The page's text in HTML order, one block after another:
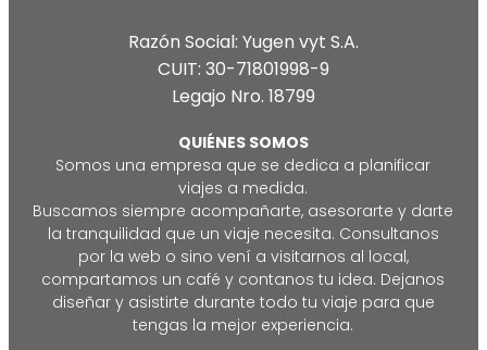
Razón Social: Yugen vyt S.A.
CUIT: 30-71801998-9
Legajo Nro. 18799
QUIÉNES SOMOS
Somos una empresa que se dedica a planificar
viajes a medida.
Buscamos siempre acompañarte, asesorarte y darte
la tranquilidad que un viaje necesita. Consultanos
por la web o sino vení a visitarnos al local,
compartamos un café y contanos tu idea. Dejanos
diseñar y asistirte durante todo tu viaje para que
tengas la mejor experiencia.